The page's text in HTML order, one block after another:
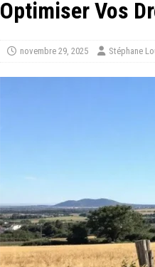
Optimiser Vos
novembre 29, 2025 Stéphane